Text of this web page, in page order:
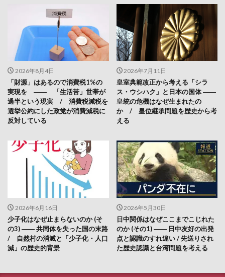
2026年8月4日
「財源」はあるので消費税1%の
実現を ―― 「生活苦」世帯が
過半という現実 / 消費税減税を
選挙公約にした政党が消費減税に
反対している
2026年7月11日
皇室典範改正から考える「シラ
ス・ウシハク」と日本の国体 ――
皇統の危機はなぜ生まれたの
か / 皇位継承問題を歴史から考
える
2026年6月16日
少子化はなぜ止まらないのか (そ
の3) ―― 共同体を失った国の末路
/ 自然村の消滅と「少子化・人口
減」の歴史的背景
2026年5月30日
日中関係はなぜここまでこじれた
のか (その1) ―― 日中友好の出発
点と認識のすれ違い / 先送りされ
た歴史認識と台湾問題を考える